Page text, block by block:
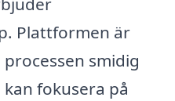
Plattformen är
smidig
fokusera på